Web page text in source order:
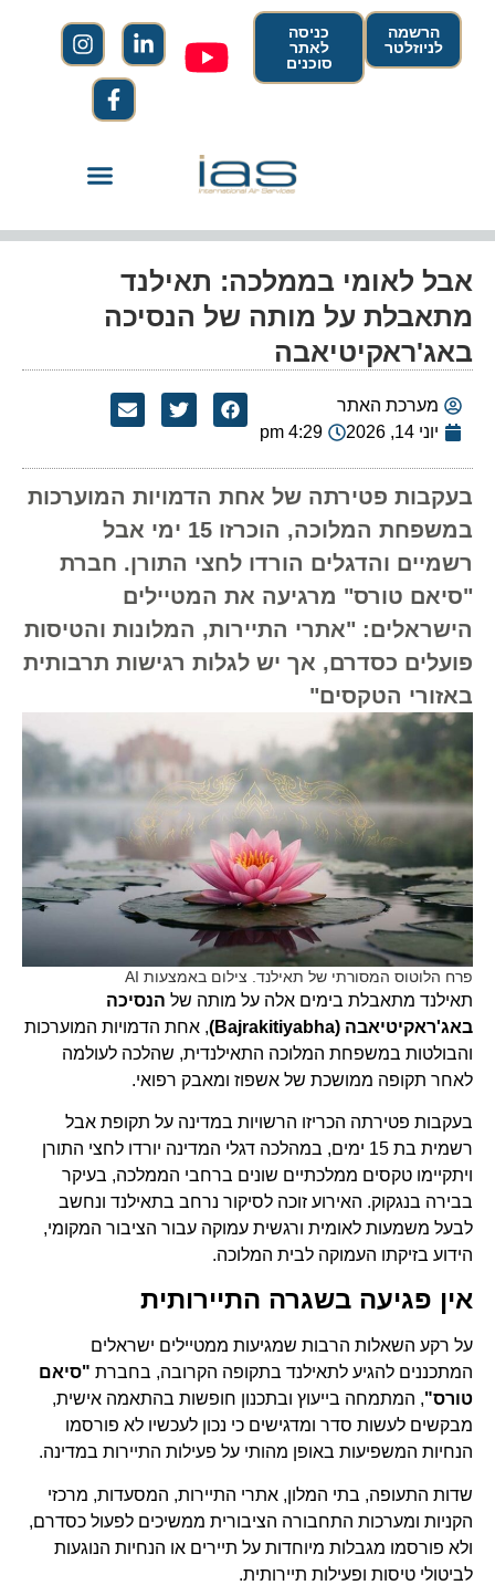
הרשמה
לניוזלטר
כניסה
לאתר
סוכנים
אבל לאומי בממלכה: תאילנד
מתאבלת על מותה של הנסיכה
באג'ראקיטיאבה
מערכת האתר
יוני 14, 2026
4:29 pm
בעקבות פטירתה של אחת הדמויות המוערכות
במשפחת המלוכה, הוכרזו 15 ימי אבל
רשמיים והדגלים הורדו לחצי התורן. חברת
"סיאם טורס" מרגיעה את המטיילים
הישראלים: "אתרי התיירות, המלונות והטיסות
פועלים כסדרם, אך יש לגלות רגישות תרבותית
באזורי הטקסים"
פרח הלוטוס המסורתי של תאילנד. צילום באמצעות AI
תאילנד מתאבלת בימים אלה על מותה של הנסיכה
באג'ראקיטיאבה (Bajrakitiyabha)
, אחת הדמויות המוערכות
והבולטות במשפחת המלוכה התאילנדית, שהלכה לעולמה
לאחר תקופה ממושכת של אשפוז ומאבק רפואי.
בעקבות פטירתה הכריזו הרשויות במדינה על תקופת אבל
רשמית בת 15 ימים, במהלכה דגלי המדינה יורדו לחצי התורן
ויתקיימו טקסים ממלכתיים שונים ברחבי הממלכה, בעיקר
בבירה בנגקוק. האירוע זוכה לסיקור נרחב בתאילנד ונחשב
לבעל משמעות לאומית ורגשית עמוקה עבור הציבור המקומי,
הידוע בזיקתו העמוקה לבית המלוכה.
אין פגיעה בשגרה התיירותית
על רקע השאלות הרבות שמגיעות ממטיילים ישראלים
המתכננים להגיע לתאילנד בתקופה הקרובה, בחברת "סיאם
טורס", המתמחה בייעוץ ובתכנון חופשות בהתאמה אישית,
מבקשים לעשות סדר ומדגישים כי נכון לעכשיו לא פורסמו
הנחיות המשפיעות באופן מהותי על פעילות התיירות במדינה.
שדות התעופה, בתי המלון, אתרי התיירות, המסעדות, מרכזי
הקניות ומערכות התחבורה הציבורית ממשיכים לפעול כסדרם,
ולא פורסמו מגבלות מיוחדות על תיירים או הנחיות הנוגעות
לביטולי טיסות ופעילות תיירותית.